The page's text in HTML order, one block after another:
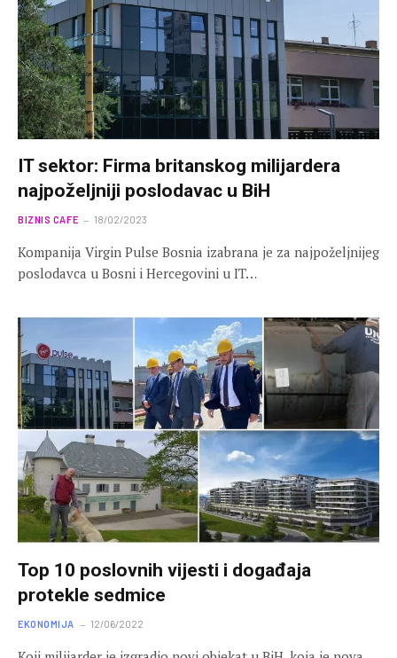
IT sektor: Firma britanskog milijardera
najpoželjniji poslodavac u BiH
BIZNIS CAFE 18/02/2023
Kompanija Virgin Pulse Bosnia izabrana je za najpoželjnijeg
poslodavca u Bosni i Hercegovini u IT…
Top 10 poslovnih vijesti i događaja
protekle sedmice
EKONOMIJA 12/06/2022